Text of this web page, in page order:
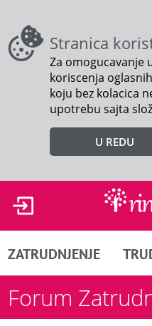
Stranica
Za omogucavanje
koriscenja
koju bez kolacica
upotrebu sajta
U REDU
ZATRUDNJENJE
Forum